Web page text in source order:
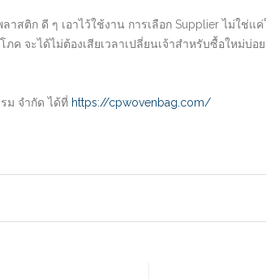
สติก ดี ๆ เอาไว้ใช้งาน การเลือก Supplier ไม่ใช่
จะได้ไม่ต้องเสียเวลาเปลี่ยนเจ้าสำหรับซื้อใหม่บ่
ม จำกัด ได้ที่ https://cpwovenbag.com/